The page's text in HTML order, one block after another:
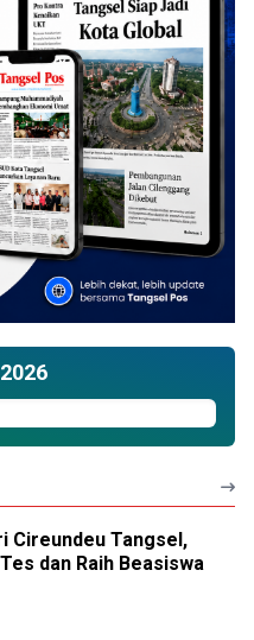
Cireundeu Tangsel,
dan Raih Beasiswa